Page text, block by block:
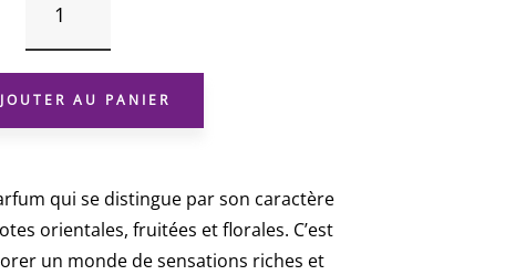
BLACK
EXTASY
AU PANIER
qui se distingue par son caractère
orientales, fruitées et florales. C’est
un monde de sensations riches et